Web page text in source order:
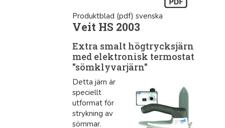
Produktblad (pdf) svenska
Veit HS 2003
Extra smalt högtrycksjärn
med elektronisk termostat
"sömklyvarjärn"
Detta järn är
speciellt
utformat för
strykning av
sömmar.